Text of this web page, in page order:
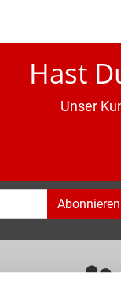
Hast
Unser
Abonnieren